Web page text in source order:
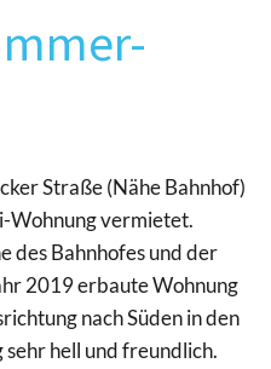
Straße (Nähe Bahnhof)
Wohnung vermietet.
des Bahnhofes und der
2019 erbaute Wohnung
nach Süden in den
hell und freundlich.